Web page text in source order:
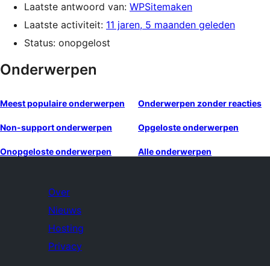
Laatste antwoord van: WPSitemaken
Laatste activiteit: 11 jaren, 5 maanden geleden
Status: onopgelost
Onderwerpen
Meest populaire onderwerpen Onderwerpen zonder reacties
Non-support onderwerpen Opgeloste onderwerpen
Onopgeloste onderwerpen Alle onderwerpen
Over
Nieuws
Hosting
Privacy